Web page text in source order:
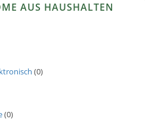
AUS HAUSHALTEN
(0)
(0)